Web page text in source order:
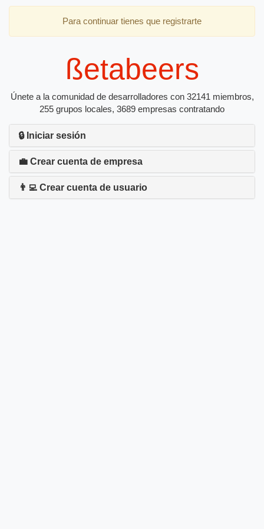
Para continuar tienes que registrarte
ßetabeers
Únete a la comunidad de desarrolladores con 32141 miembros,
255 grupos locales, 3689 empresas contratando
🔒 Iniciar sesión
💼 Crear cuenta de empresa
👨‍💻 Crear cuenta de usuario